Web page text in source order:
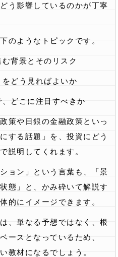
う影響しているのかが丁寧
のようなトピックです。
背景とそのリスク
どう見ればよいか
どこに注目すべきか
策や日銀の金融政策といっ
する話題」を、投資にどう
説明してくれます。
ョン」という言葉も、「景
態」と、かみ砕いて解説す
的にイメージできます。
、単なる予想ではなく、根
ースとなっているため、
教材になるでしょう。